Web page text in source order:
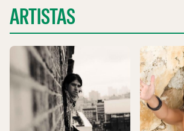
ARTISTAS